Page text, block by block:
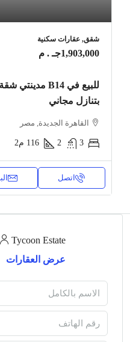
شقق, عقارات سكنية
1,903,000جـ . م
بتنازل مجاني
القاهرة الجديدة, مصر
3
2
116 م2
اتصل
Tycoon Estate
عرض العقارات